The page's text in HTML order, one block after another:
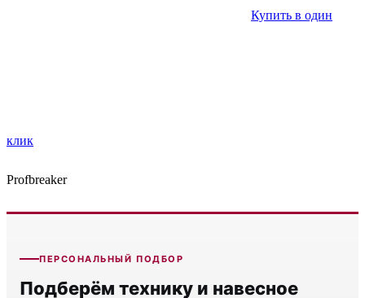
Купить в один
клик
Profbreaker
ПЕРСОНАЛЬНЫЙ ПОДБОР
Подберём технику и навесное